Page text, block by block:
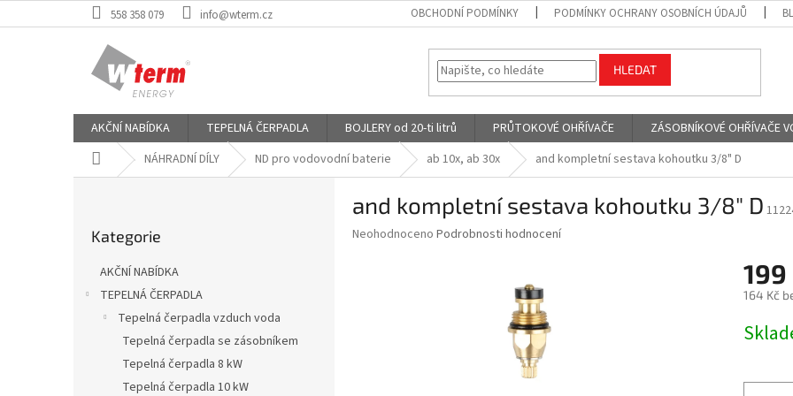
na
558 358 079 info@wterm.cz OBCHODNÍ PODMÍNKY PODMÍNKY OCHRANY OSOBNÍCH ÚDAJŮ
HLEDAT
AKČNÍ NABÍDKA TEPELNÁ ČERPADLA BOJLERY od 20-ti litrů PRŮTOKOVÉ OHŘÍVAČE ZÁSOBNÍKOVÉ OHŘÍVAČE
Domů NÁHRADNÍ DÍLY ND pro vodovodní baterie ab 10x, ab 30x and kompletní sestava kohoutku 3/8" D
kategorie
Kategorie
AKČNÍ NABÍDKA
TEPELNÁ ČERPADLA
Tepelná čerpadla vzduch voda
Tepelná čerpadla se zásobníkem
Tepelná čerpadla 8 kW
Tepelná čerpadla 10 kW
and kompletní sestava kohoutku 3/8" D
Průměrné
Neohodnoceno Podrobnosti hodnocení
199
164 Kč
cena: